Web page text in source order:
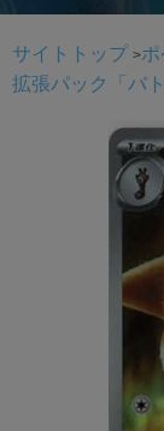
サイトトップ
拡張パック「バ